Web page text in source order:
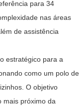
para 34
nas áreas
de assistência
estratégico para a
como um polo de
O objetivo
mais próximo da